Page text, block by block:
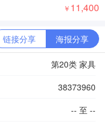
￥ 11,400
链接分享 海报分享
第20类 家具
38373960
-- 至 --